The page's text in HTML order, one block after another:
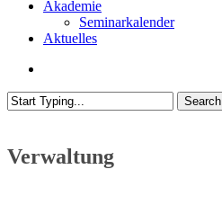
Akademie
Seminarkalender
Aktuelles
Search
Verwaltung